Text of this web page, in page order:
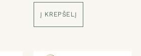
Į KREPŠELĮ